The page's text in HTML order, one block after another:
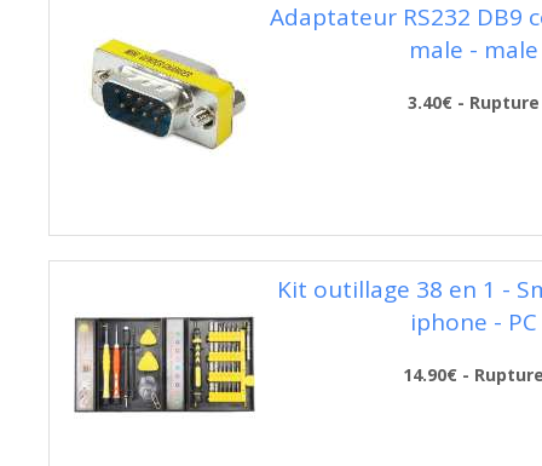
Adaptateur RS232 DB9
male - male
3.40€ - Rupture
Kit outillage 38 en 1 -
iphone - PC
14.90€ -